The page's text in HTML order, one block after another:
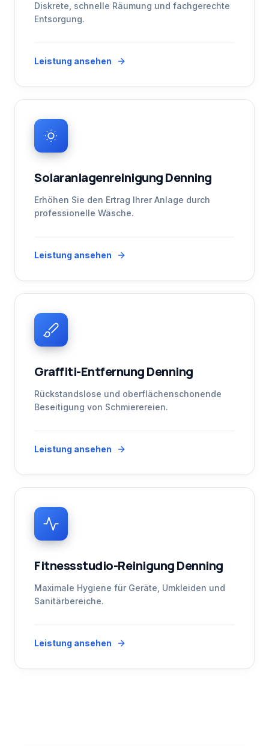
Diskrete, schnelle Räumung und fachgerechte
Entsorgung.
Leistung ansehen
Solaranlagenreinigung Denning
Erhöhen Sie den Ertrag Ihrer Anlage durch
professionelle Wäsche.
Leistung ansehen
Graffiti-Entfernung Denning
Rückstandslose und oberflächenschonende
Beseitigung von Schmierereien.
Leistung ansehen
Fitnessstudio-Reinigung Denning
Maximale Hygiene für Geräte, Umkleiden und
Sanitärbereiche.
Leistung ansehen